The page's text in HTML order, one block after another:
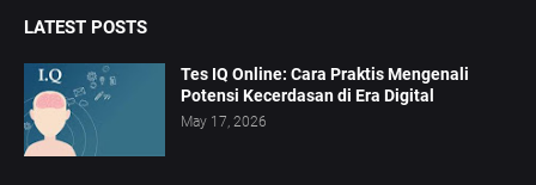
LATEST POSTS
Tes IQ Online: Cara Praktis Mengenali
Potensi Kecerdasan di Era Digital
May 17, 2026